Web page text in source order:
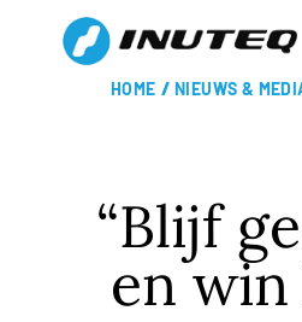
HOME / NIEUWS &
Blijf
en